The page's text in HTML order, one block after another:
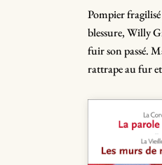
Pompier
blessure, Willy
fuir son passé.
rattrape au fur